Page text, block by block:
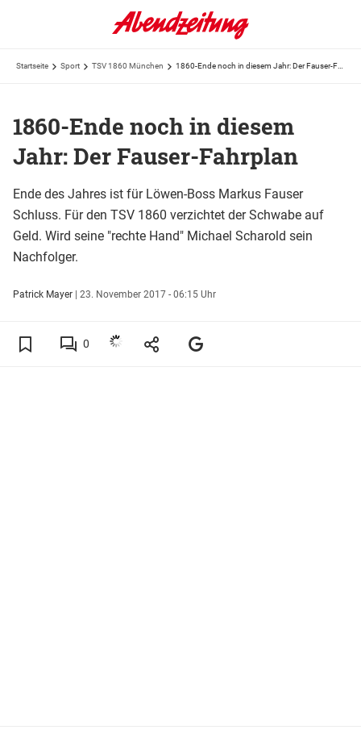
Startseite Sport TSV 1860 München
1860-Ende noch in diesem
Jahr: Der Fauser-Fahrplan
Ende des Jahres ist für Löwen-Boss Markus Fauser
Schluss. Für den TSV 1860 verzichtet der Schwabe auf
Geld. Wird seine "rechte Hand" Michael Scharold sein
Nachfolger.
Patrick Mayer | 23. November 2017 - 06:15 Uhr
0